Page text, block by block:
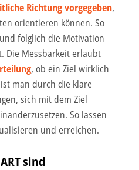
Richtung vorgegeben,
orientieren können. So
folglich die Motivation
Die Messbarkeit erlaubt
, ob ein Ziel wirklich
man durch die klare
sich mit dem Ziel
So lassen
und erreichen.
sind